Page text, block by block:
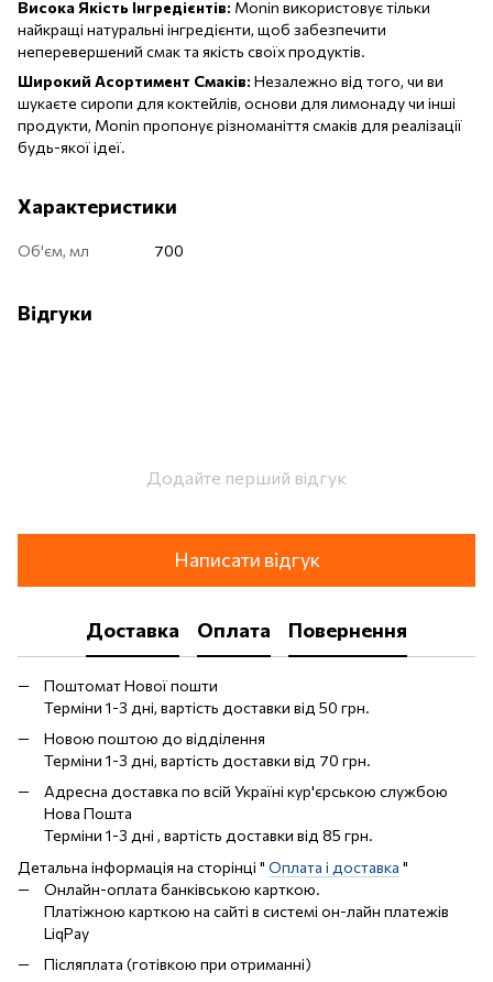
Висока Якість Інгредієнтів: Monin використовує тільки
найкращі натуральні інгредієнти, щоб забезпечити
неперевершений смак та якість своїх продуктів.
Широкий Асортимент Смаків: Незалежно від того, чи ви
шукаєте сиропи для коктейлів, основи для лимонаду чи інші
продукти, Monin пропонує різноманіття смаків для реалізації
будь-якої ідеї.
Характеристики
Об'єм, мл 700
Відгуки
Додайте перший відгук
Написати відгук
Доставка Оплата Повернення
Поштомат Нової пошти
Терміни 1-3 дні, вартість доставки від 50 грн.
Новою поштою до відділення
Терміни 1-3 дні, вартість доставки від 70 грн.
Адресна доставка по всій Україні кур'єрською службою
Нова Пошта
Терміни 1-3 дні , вартість доставки від 85 грн.
Детальна інформація на сторінці " Оплата і доставка "
Онлайн-оплата банківською карткою.
Платіжною карткою на сайті в системі он-лайн платежів
LiqPay
Післяплата (готівкою при отриманні)